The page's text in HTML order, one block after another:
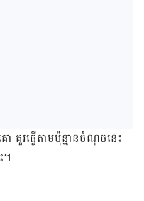
រធ្វើតាមប៉ុន្មានចំណុចនេះ
។